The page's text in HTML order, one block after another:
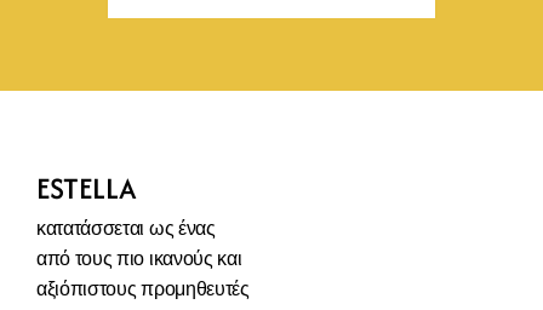
ESTELLA
κατατάσσεται ως ένας
από τους πιο ικανούς και
αξιόπιστους προμηθευτές